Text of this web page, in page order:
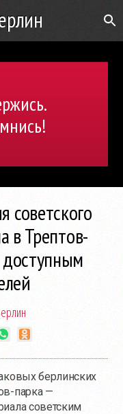
советского
в Трептов-
доступным
берлинских
парка —
советским